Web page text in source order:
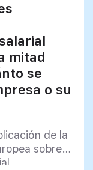
mitad
se
o su
de la
sobre